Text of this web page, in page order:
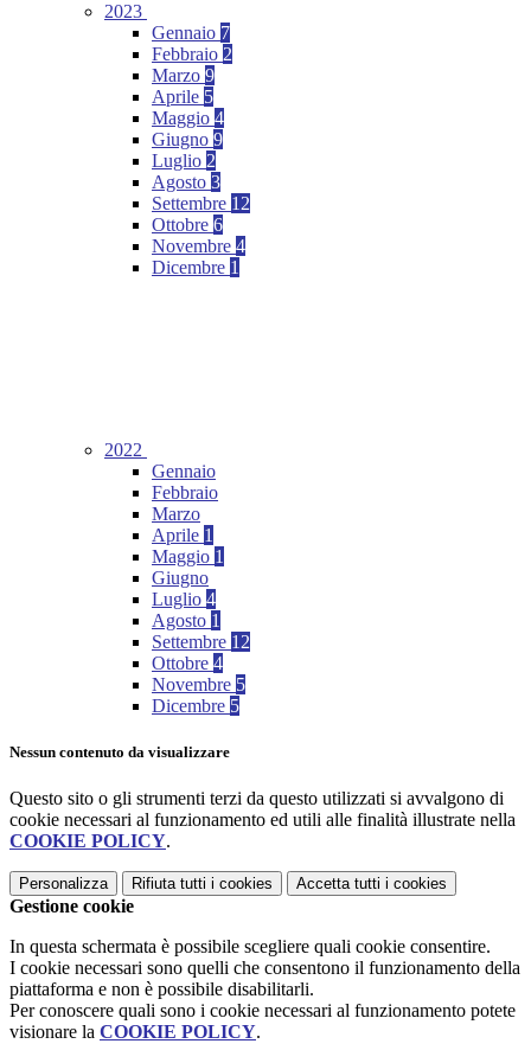
2023
Gennaio 7
Febbraio 2
Marzo 9
Aprile 5
Maggio 4
Giugno 9
Luglio 2
Agosto 3
Settembre 12
Ottobre 6
Novembre 4
Dicembre 1
2022
Gennaio
Febbraio
Marzo
Aprile 1
Maggio 1
Giugno
Luglio 4
Agosto 1
Settembre 12
Ottobre 4
Novembre 5
Dicembre 5
Nessun contenuto da visualizzare
Questo sito o gli strumenti terzi da questo utilizzati si avvalgono di
cookie necessari al funzionamento ed utili alle finalità illustrate nella
COOKIE POLICY.
Personalizza Rifiuta tutti i cookies Accetta tutti i cookies
Gestione cookie
In questa schermata è possibile scegliere quali cookie consentire.
I cookie necessari sono quelli che consentono il funzionamento della
piattaforma e non è possibile disabilitarli.
Per conoscere quali sono i cookie necessari al funzionamento potete
visionare la COOKIE POLICY.